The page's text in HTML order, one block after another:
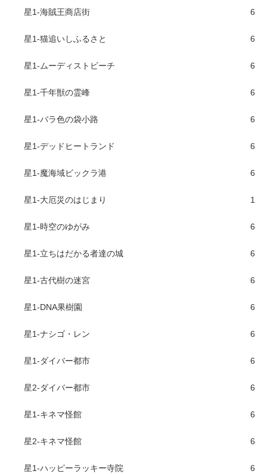
星1-海賊王商店街 6
星1-猫追いしふるさと 6
星1-ムーディストビーチ 6
星1-千年獣の霊峰 6
星1-バラ色の袋小路 6
星1-デッドヒートランド 6
星1-魔海域ビックラ港 6
星1-大厄災のはじまり 1
星1-時空のゆがみ 6
星1-立ちはだかる者達の城 6
星1-古代樹の迷宮 6
星1-DNA果樹園 6
星1-ナシゴ・レン 6
星1-ダイバー都市 6
星2-ダイバー都市 6
星1-キネマ怪館 6
星2-キネマ怪館 6
星1-ハッピーラッキー寺院 6